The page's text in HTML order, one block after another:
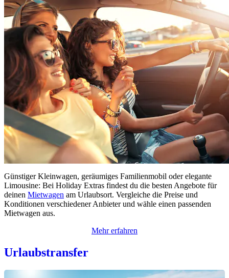
Günstiger Kleinwagen, geräumiges Familienmobil oder elegante
Limousine: Bei Holiday Extras findest du die besten Angebote für
deinen Mietwagen am Urlaubsort. Vergleiche die Preise und
Konditionen verschiedener Anbieter und wähle einen passenden
Mietwagen aus.
Mehr erfahren
Urlaubstransfer